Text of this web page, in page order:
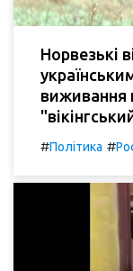
Норвезькі
виживання
#Політика #